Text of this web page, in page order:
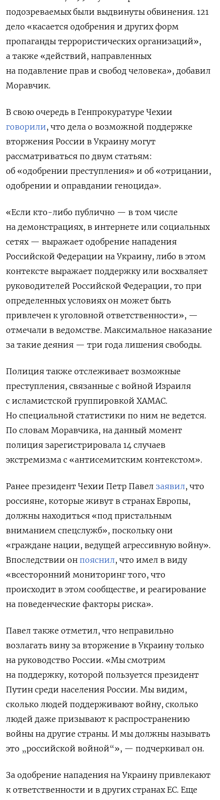
подозреваемых были выдвинуты обвинения. 121
дело «касается одобрения и других форм
пропаганды террористических организаций»,
а также «действий, направленных
на подавление прав и свобод человека», добавил
Моравчик.
В свою очередь в Генпрокуратуре Чехии
говорили, что дела о возможной поддержке
вторжения России в Украину могут
рассматриваться по двум статьям:
об «одобрении преступления» и об «отрицании,
одобрении и оправдании геноцида».
«Если кто-либо публично — в том числе
на демонстрациях, в интернете или социальных
сетях — выражает одобрение нападения
Российской Федерации на Украину, либо в этом
контексте выражает поддержку или восхваляет
руководителей Российской Федерации, то при
определенных условиях он может быть
привлечен к уголовной ответственности», —
отмечали в ведомстве. Максимальное наказание
за такие деяния — три года лишения свободы.
Полиция также отслеживает возможные
преступления, связанные с войной Израиля
с исламистской группировкой ХАМАС.
Но специальной статистики по ним не ведется.
По словам Моравчика, на данный момент
полиция зарегистрировала 14 случаев
экстремизма с «антисемитским контекстом».
Ранее президент Чехии Петр Павел заявил, что
россияне, которые живут в странах Европы,
должны находиться «под пристальным
вниманием спецслужб», поскольку они
«граждане нации, ведущей агрессивную войну».
Впоследствии он пояснил, что имел в виду
«всесторонний мониторинг того, что
происходит в этом сообществе, и реагирование
на поведенческие факторы риска».
Павел также отметил, что неправильно
возлагать вину за вторжение в Украину только
на руководство России. «Мы смотрим
на поддержку, которой пользуется президент
Путин среди населения России. Мы видим,
сколько людей поддерживают войну, сколько
людей даже призывают к распространению
войны на другие страны. И мы должны называть
это „российской войной“», — подчеркивал он.
За одобрение нападения на Украину привлекают
к ответственности и в других странах ЕС. Еще